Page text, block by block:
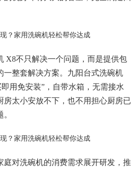
X8不只解决一个问题，而是提供包
一整套解决方案。九阳台式洗碗机
用免安装”，自带水箱，无需接水
房太小安放不下，也不用担心厨房已
庭对洗碗机的消费需求展开研发，推